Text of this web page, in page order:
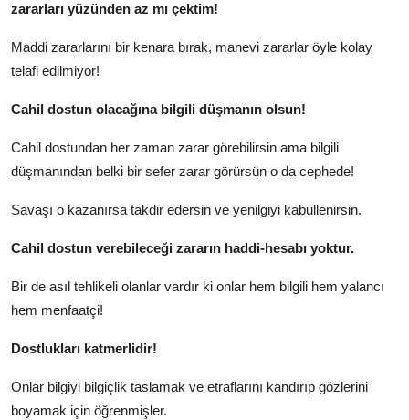
zararları yüzünden az mı çektim!
Maddi zararlarını bir kenara bırak, manevi zararlar öyle kolay
telafi edilmiyor!
Cahil dostun olacağına bilgili düşmanın olsun!
Cahil dostundan her zaman zarar görebilirsin ama bilgili
düşmanından belki bir sefer zarar görürsün o da cephede!
Savaşı o kazanırsa takdir edersin ve yenilgiyi kabullenirsin.
Cahil dostun verebileceği zararın haddi-hesabı yoktur.
Bir de asıl tehlikeli olanlar vardır ki onlar hem bilgili hem yalancı
hem menfaatçi!
Dostlukları katmerlidir!
Onlar bilgiyi bilgiçlik taslamak ve etraflarını kandırıp gözlerini
boyamak için öğrenmişler.